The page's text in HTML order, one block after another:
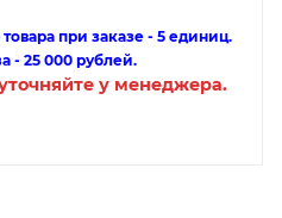
при заказе - 5 единиц.
- 25 000 рублей.
у менеджера.